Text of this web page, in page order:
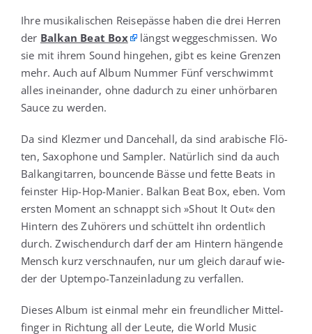
Ihre musi­ka­li­schen Rei­se­päs­se haben die drei Her­ren
der Bal­kan Beat Box
längst weg­ge­schmis­sen. Wo
sie mit ihrem Sound hin­ge­hen, gibt es kei­ne Gren­zen
mehr. Auch auf Album Num­mer Fünf ver­schwimmt
alles inein­an­der, ohne dadurch zu einer unhör­ba­ren
Sau­ce zu werden.
Da sind Klez­mer und Dance­hall, da sind ara­bi­sche Flö­
ten, Saxo­pho­ne und Sam­pler. Natür­lich sind da auch
Bal­kan­gi­tar­ren, boun­cen­de Bäs­se und fet­te Beats in
feins­ter Hip-Hop-Manier. Bal­kan Beat Box, eben. Vom
ers­ten Moment an schnappt sich »Shout It Out« den
Hin­tern des Zuhö­rers und schüt­telt ihn ordent­lich
durch. Zwi­schen­durch darf der am Hin­tern hän­gen­de
Mensch kurz ver­schnau­fen, nur um gleich dar­auf wie­
der der Upt­em­po-Tanz­ein­la­dung zu verfallen.
Die­ses Album ist ein­mal mehr ein freund­li­cher Mit­tel­
fin­ger in Rich­tung all der Leu­te, die World Music